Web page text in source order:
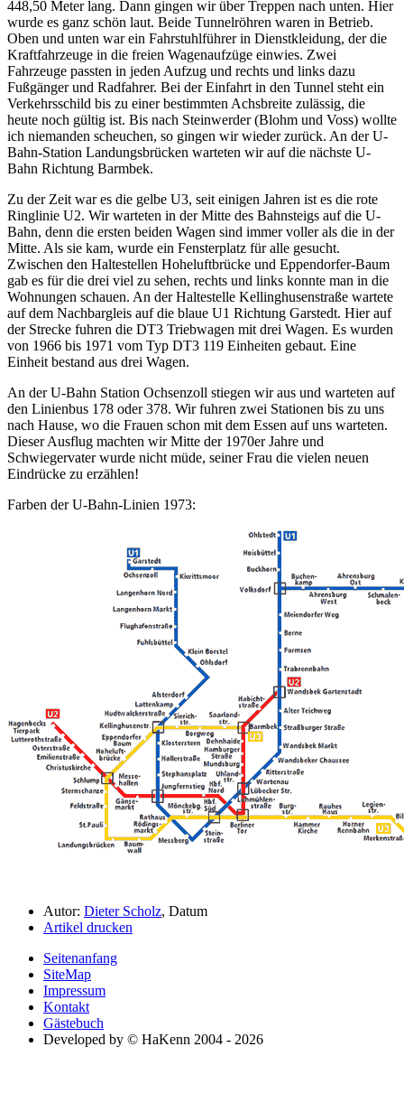
448,50 Meter lang. Dann gingen wir über Treppen nach unten. Hier
wurde es ganz schön laut. Beide Tunnelröhren waren in Betrieb.
Oben und unten war ein Fahrstuhlführer in Dienstkleidung, der die
Kraftfahrzeuge in die freien Wagenaufzüge einwies. Zwei
Fahrzeuge passten in jeden Aufzug und rechts und links dazu
Fußgänger und Radfahrer. Bei der Einfahrt in den Tunnel steht ein
Verkehrsschild bis zu einer bestimmten Achsbreite zulässig, die
heute noch gültig ist. Bis nach Steinwerder (Blohm und Voss) wollte
ich niemanden scheuchen, so gingen wir wieder zurück. An der U-
Bahn-Station Landungsbrücken warteten wir auf die nächste U-
Bahn Richtung Barmbek.
Zu der Zeit war es die gelbe U3, seit einigen Jahren ist es die rote
Ringlinie U2. Wir warteten in der Mitte des Bahnsteigs auf die U-
Bahn, denn die ersten beiden Wagen sind immer voller als die in der
Mitte. Als sie kam, wurde ein Fensterplatz für alle gesucht.
Zwischen den Haltestellen Hoheluftbrücke und Eppendorfer-Baum
gab es für die drei viel zu sehen, rechts und links konnte man in die
Wohnungen schauen. An der Haltestelle Kellinghusenstraße wartete
auf dem Nachbargleis auf die blaue U1 Richtung Garstedt. Hier auf
der Strecke fuhren die DT3 Triebwagen mit drei Wagen. Es wurden
von 1966 bis 1971 vom Typ DT3 119 Einheiten gebaut. Eine
Einheit bestand aus drei Wagen.
An der U-Bahn Station Ochsenzoll stiegen wir aus und warteten auf
den Linienbus 178 oder 378. Wir fuhren zwei Stationen bis zu uns
nach Hause, wo die Frauen schon mit dem Essen auf uns warteten.
Dieser Ausflug machten wir Mitte der 1970er Jahre und
Schwiegervater wurde nicht müde, seiner Frau die vielen neuen
Eindrücke zu erzählen!
Farben der U-Bahn-Linien 1973:
Autor: Dieter Scholz, Datum
Artikel drucken
Seitenanfang
SiteMap
Impressum
Kontakt
Gästebuch
Developed by © HaKenn 2004 - 2026